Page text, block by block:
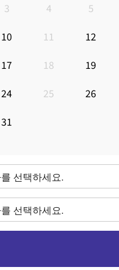
3 4 5
10 11 12
17 18 19
24 25 26
31